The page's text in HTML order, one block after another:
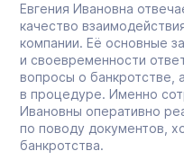
Евгения Ивановна
качество
компании. Её основные
и своевременности
вопросы о банкротстве,
в процедуре. Именно
Ивановны оперативно
по поводу документов,
банкротства.